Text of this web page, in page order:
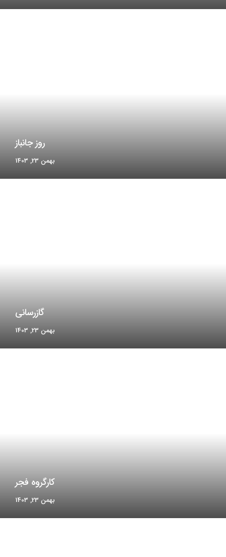
روز جانباز
بهمن 23, 1403
گازرسانی
بهمن 23, 1403
کارگروه فجر
بهمن 23, 1403